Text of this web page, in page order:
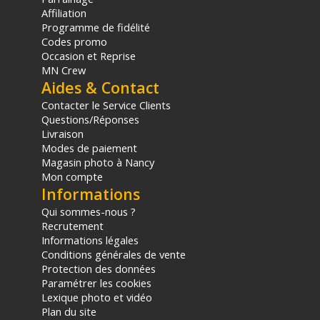
(1) Offre valable jusqu'au 31 Décembre 2030 à partir de 49 euros
d'achat, sur la base d'une expédition Chronopost 24H vers un point
relais situé en France continentale uniquement, valable uniquement
sur les produits de moins de 1m et moins de 20Kg.
(2) Nombre de points Fidélité estimés, hors remises au panier, basé
sur le prix TTC en €, les points seront effectivement calculés dans le
Affiliation
Programme de fidélité
Codes promo
Occasion et Reprise
MN Crew
Aides & Contact
Contacter le Service Clients
Questions/Réponses
Livraison
Modes de paiement
Magasin photo à Nancy
Mon compte
Informations
Qui sommes-nous ?
Recrutement
Informations légales
Conditions générales de vente
Protection des données
Paramétrer les cookies
Lexique photo et vidéo
Plan du site